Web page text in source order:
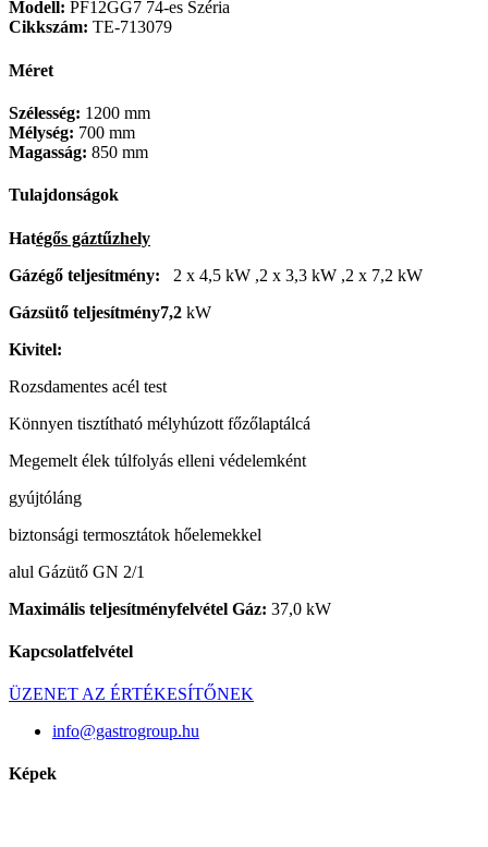
Modell: PF12GG7 74-es Széria
Cikkszám: TE-713079
Méret
Szélesség: 1200 mm
Mélység: 700 mm
Magasság: 850 mm
Tulajdonságok
Hatégős gáztűzhely
Gázégő teljesítmény: 2 x 4,5 kW ,2 x 3,3 kW ,2 x 7,2 kW
Gázsütő teljesítmény7,2 kW
Kivitel:
Rozsdamentes acél test
Könnyen tisztítható mélyhúzott főzőlaptálcá
Megemelt élek túlfolyás elleni védelemként
gyújtóláng
biztonsági termosztátok hőelemekkel
alul Gázütő GN 2/1
Maximális teljesítményfelvétel Gáz: 37,0 kW
Kapcsolatfelvétel
ÜZENET AZ ÉRTÉKESÍTŐNEK
info@gastrogroup.hu
Képek